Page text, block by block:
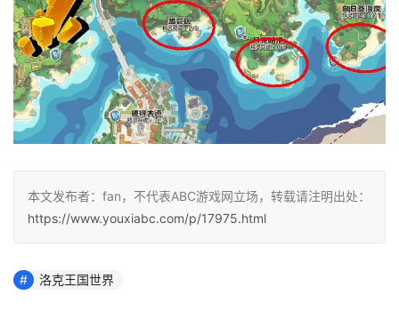
本文发布者：fan，不代表ABC游戏网立场，转载请注明出处：
https://www.youxiabc.com/p/17975.html
洛克王国世界